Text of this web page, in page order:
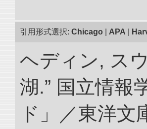
引用形式選択: Chicago APA
ヘディン, ス
湖.” 国立情報
ド」／東洋